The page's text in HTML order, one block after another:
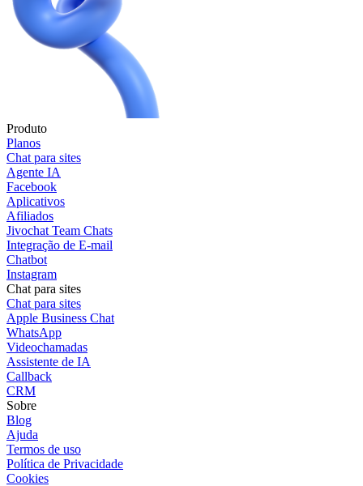
Produto
Planos
Chat para sites
Agente IA
Facebook
Aplicativos
Afiliados
Jivochat Team Chats
Integração de E-mail
Chatbot
Instagram
Chat para sites
Chat para sites
Apple Business Chat
WhatsApp
Videochamadas
Assistente de IA
Callback
CRM
Sobre
Blog
Ajuda
Termos de uso
Política de Privacidade
Cookies